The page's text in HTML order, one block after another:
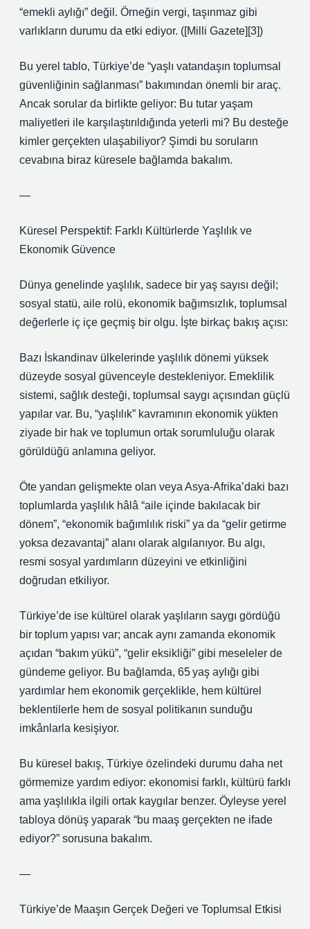
“emekli aylığı” değil. Örneğin vergi, taşınmaz gibi
varlıkların durumu da etki ediyor. ([Milli Gazete][3])
Bu yerel tablo, Türkiye’de “yaşlı vatandaşın toplumsal
güvenliğinin sağlanması” bakımından önemli bir araç.
Ancak sorular da birlikte geliyor: Bu tutar yaşam
maliyetleri ile karşılaştırıldığında yeterli mi? Bu desteğe
kimler gerçekten ulaşabiliyor? Şimdi bu soruların
cevabına biraz küresele bağlamda bakalım.
—
Küresel Perspektif: Farklı Kültürlerde Yaşlılık ve
Ekonomik Güvence
Dünya genelinde yaşlılık, sadece bir yaş sayısı değil;
sosyal statü, aile rolü, ekonomik bağımsızlık, toplumsal
değerlerle iç içe geçmiş bir olgu. İşte birkaç bakış açısı:
Bazı İskandinav ülkelerinde yaşlılık dönemi yüksek
düzeyde sosyal güvenceyle destekleniyor. Emeklilik
sistemi, sağlık desteği, toplumsal saygı açısından güçlü
yapılar var. Bu, “yaşlılık” kavramının ekonomik yükten
ziyade bir hak ve toplumun ortak sorumluluğu olarak
görüldüğü anlamına geliyor.
Öte yandan gelişmekte olan veya Asya‑Afrika’daki bazı
toplumlarda yaşlılık hâlâ “aile içinde bakılacak bir
dönem”, “ekonomik bağımlılık riski” ya da “gelir getirme
yoksa dezavantaj” alanı olarak algılanıyor. Bu algı,
resmi sosyal yardımların düzeyini ve etkinliğini
doğrudan etkiliyor.
Türkiye’de ise kültürel olarak yaşlıların saygı gördüğü
bir toplum yapısı var; ancak aynı zamanda ekonomik
açıdan “bakım yükü”, “gelir eksikliği” gibi meseleler de
gündeme geliyor. Bu bağlamda, 65 yaş aylığı gibi
yardımlar hem ekonomik gerçeklikle, hem kültürel
beklentilerle hem de sosyal politikanın sunduğu
imkânlarla kesişiyor.
Bu küresel bakış, Türkiye özelindeki durumu daha net
görmemize yardım ediyor: ekonomisi farklı, kültürü farklı
ama yaşlılıkla ilgili ortak kaygılar benzer. Öyleyse yerel
tabloya dönüş yaparak “bu maaş gerçekten ne ifade
ediyor?” sorusuna bakalım.
—
Türkiye’de Maaşın Gerçek Değeri ve Toplumsal Etkisi